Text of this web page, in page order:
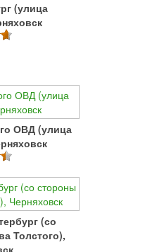
(улица
ОВД (улица
(со
Толстого),